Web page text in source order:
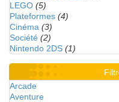
LEGO (5)
Plateformes (4)
Cinéma (3)
Société (2)
Nintendo 2DS (1)
Arcade
Aventure